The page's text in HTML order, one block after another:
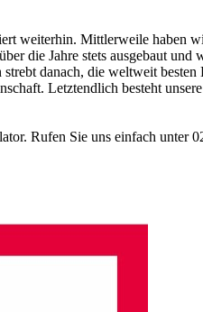
weiterhin. Mittlerweile haben
die Jahre stets ausgebaut und
danach, die weltweit
Letztendlich besteht
Rufen Sie uns einfach unter